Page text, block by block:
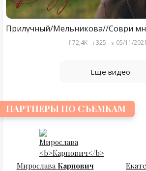
72,4K 325 05/11/2021
Еще видео
ПАРТНЕРЫ ПО СЪЕМКАМ
Мирослава Карпович